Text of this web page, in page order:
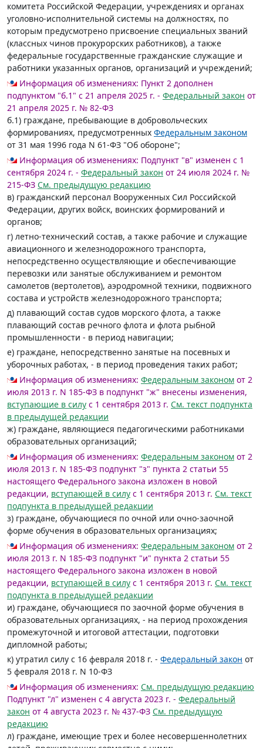
комитета Российской Федерации, учреждениях и органах
уголовно-исполнительной системы на должностях, по
которым предусмотрено присвоение специальных званий
(классных чинов прокурорских работников), а также
федеральные государственные гражданские служащие и
работники указанных органов, организаций и учреждений;
Информация об изменениях: Пункт 2 дополнен
подпунктом "б.1" с 21 апреля 2025 г. - Федеральный закон от
21 апреля 2025 г. № 82-ФЗ
б.1) граждане, пребывающие в добровольческих
формированиях, предусмотренных Федеральным законом
от 31 мая 1996 года N 61-ФЗ "Об обороне";
Информация об изменениях: Подпункт "в" изменен с 1
сентября 2024 г. - Федеральный закон от 24 июля 2024 г. №
215-ФЗ См. предыдущую редакцию
в) гражданский персонал Вооруженных Сил Российской
Федерации, других войск, воинских формирований и
органов;
г) летно-технический состав, а также рабочие и служащие
авиационного и железнодорожного транспорта,
непосредственно осуществляющие и обеспечивающие
перевозки или занятые обслуживанием и ремонтом
самолетов (вертолетов), аэродромной техники, подвижного
состава и устройств железнодорожного транспорта;
д) плавающий состав судов морского флота, а также
плавающий состав речного флота и флота рыбной
промышленности - в период навигации;
е) граждане, непосредственно занятые на посевных и
уборочных работах, - в период проведения таких работ;
Информация об изменениях: Федеральным законом от 2
июля 2013 г. N 185-ФЗ в подпункт "ж" внесены изменения,
вступающие в силу с 1 сентября 2013 г. См. текст подпункта
в предыдущей редакции
ж) граждане, являющиеся педагогическими работниками
образовательных организаций;
Информация об изменениях: Федеральным законом от 2
июля 2013 г. N 185-ФЗ подпункт "з" пункта 2 статьи 55
настоящего Федерального закона изложен в новой
редакции, вступающей в силу с 1 сентября 2013 г. См. текст
подпункта в предыдущей редакции
з) граждане, обучающиеся по очной или очно-заочной
форме обучения в образовательных организациях;
Информация об изменениях: Федеральным законом от 2
июля 2013 г. N 185-ФЗ подпункт "и" пункта 2 статьи 55
настоящего Федерального закона изложен в новой
редакции, вступающей в силу с 1 сентября 2013 г. См. текст
подпункта в предыдущей редакции
и) граждане, обучающиеся по заочной форме обучения в
образовательных организациях, - на период прохождения
промежуточной и итоговой аттестации, подготовки
дипломной работы;
к) утратил силу с 16 февраля 2018 г. - Федеральный закон от
5 февраля 2018 г. N 10-ФЗ
Информация об изменениях: См. предыдущую редакцию
Подпункт "л" изменен с 4 августа 2023 г. - Федеральный
закон от 4 августа 2023 г. № 437-ФЗ См. предыдущую
редакцию
л) граждане, имеющие трех и более несовершеннолетних